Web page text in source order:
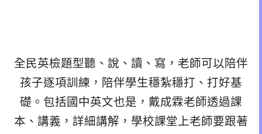
全民英檢題型聽、說、讀、寫，老師可以陪伴
孩子逐項訓練，陪伴學生穩紮穩打、打好基
礎。包括國中英文也是，戴成霖老師透過課
本、講義，詳細講解，學校課堂上老師要跟著